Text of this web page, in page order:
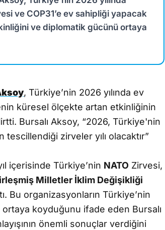
ve COP31’e ev sahipliği yapacak
ve diplomatik gücünü ortaya
, Türkiye’nin 2026 yılında ev
küresel ölçekte artan etkinliğinin
Bursalı Aksoy, “2026, Türkiye'nin
zirveler yılı olacaktır”
içerisinde Türkiye’nin NATO Zirvesi,
Milletler İklim Değişikliği
Bu organizasyonların Türkiye’nin
koyduğunu ifade eden Bursalı
önemli sonuçlar verdiğini